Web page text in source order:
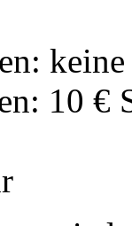
10 €